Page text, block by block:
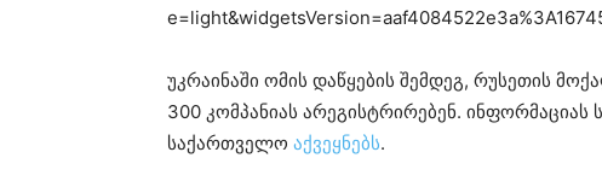
უკრაინაში ომის დაწყების შემდეგ, რუსეთის
300 კომპანიას არეგისტრირებენ.
საქართველო აქვეყნებს.